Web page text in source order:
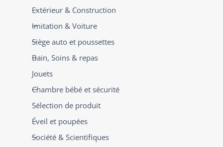
Extérieur & Construction
Imitation & Voiture
Siège auto et poussettes
Bain, Soins & repas
Jouets
Chambre bébé et sécurité
Sélection de produit
Éveil et poupées
Société & Scientifiques